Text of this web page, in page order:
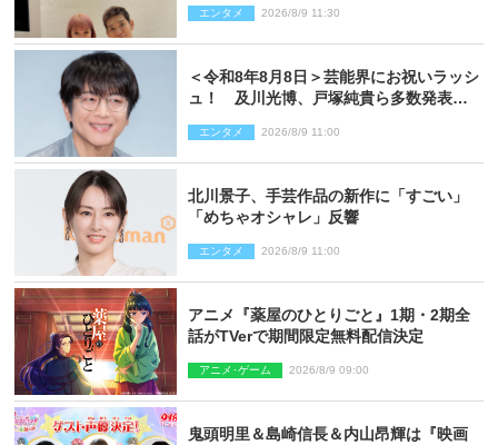
エンタメ 2026/8/9 11:30
＜令和8年8月8日＞芸能界にお祝いラッシ
ュ！ 及川光博、戸塚純貴ら多数発表結
エンタメ 2026/8/9 11:00
北川景子、手芸作品の新作に「すごい」
「めちゃオシャレ」反響
エンタメ 2026/8/9 11:00
アニメ『薬屋のひとりごと』1期・2期全
話がTVerで期間限定無料配信決定
アニメ･ゲーム 2026/8/9 09:00
鬼頭明里＆島崎信長＆内山昂輝は『映画